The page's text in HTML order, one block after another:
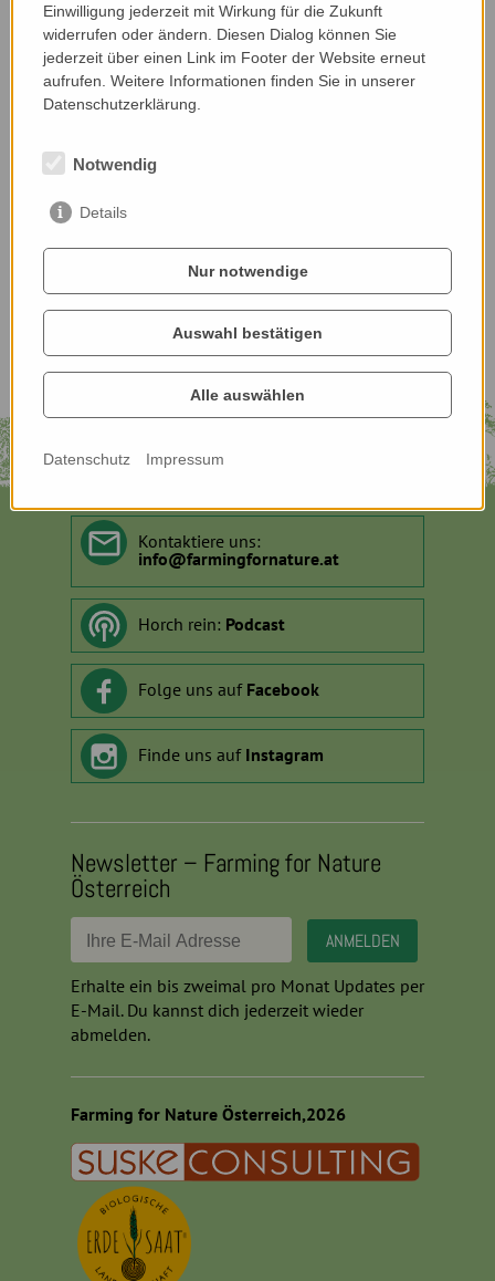
Kontaktiere uns:
info@farmingfornature.at
Horch rein: Podcast
Folge uns auf Facebook
Finde uns auf Instagram
Newsletter – Farming for Nature
Österreich
Erhalte ein bis zweimal pro Monat Updates per
E-Mail. Du kannst dich jederzeit wieder
abmelden.
Farming for Nature Österreich,2026
Einwilligung jederzeit mit Wirkung für die Zukunft
widerrufen oder ändern. Diesen Dialog können Sie
jederzeit über einen Link im Footer der Website erneut
aufrufen. Weitere Informationen finden Sie in unserer
Datenschutzerklärung.
Notwendig
Details
Nur notwendige
Auswahl bestätigen
Alle auswählen
Datenschutz Impressum